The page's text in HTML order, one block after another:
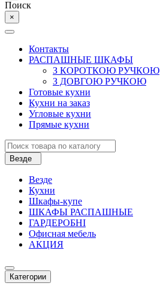
Поиск
×
Контакты
РАСПАШНЫЕ ШКАФЫ
З КОРОТКОЮ РУЧКОЮ
З ДОВГОЮ РУЧКОЮ
Готовые кухни
Кухни на заказ
Угловые кухни
Прямые кухни
Везде
Везде
Кухни
Шкафы-купе
ШКАФЫ РАСПАШНЫЕ
ГАРДЕРОБНІ
Офисная мебель
АКЦИЯ
Категории